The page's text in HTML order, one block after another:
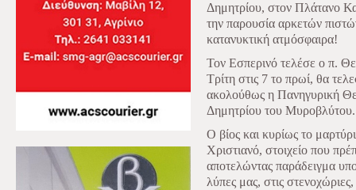
Δημητρίου, στον Πλάτανο
την παρουσία αρκετών
κατανυκτική ατμόσφαιρα!
Τον Εσπερινό τελέσε ο π.
Τρίτη στις 7 το πρωί, θα
ακολούθως η Πανηγυρική
Δημητρίου του Μυροβλύτου.
Ο βίος και κυρίως το
Χριστιανό, στοιχείο που
αποτελώντας παράδειγμα
λύπες μας, στις